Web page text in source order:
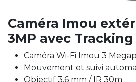
Caméra Imou
3MP avec Tracking
Caméra Wi-Fi Imou 3
Mouvement et suivi
Objectif 3.6 mm / IR 30m